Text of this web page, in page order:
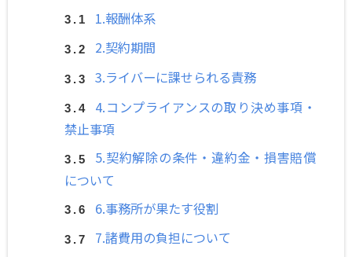
1.報酬体系
2.契約期間
3.ライバーに課せられる責務
4.コンプライアンスの取り決め事項・
禁止事項
5.契約解除の条件・違約金・損害賠償
について
6.事務所が果たす役割
7.諸費用の負担について